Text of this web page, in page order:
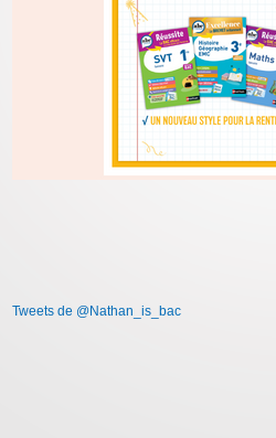
Tweets de @Nathan_is_bac